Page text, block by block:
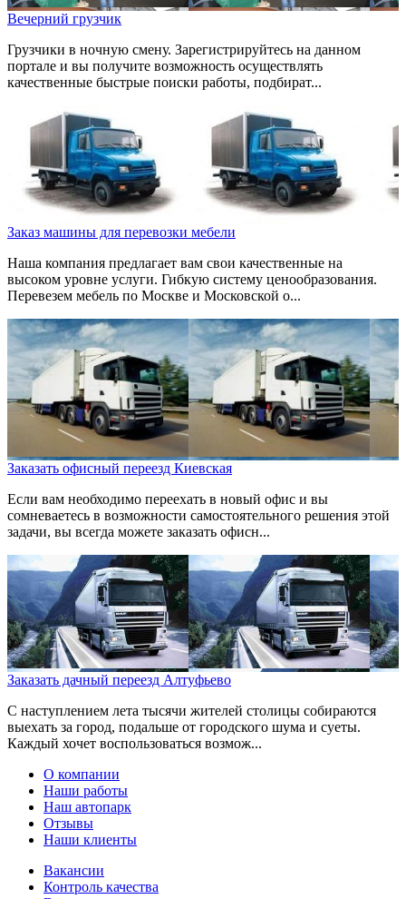
Вечерний грузчик
Грузчики в ночную смену. Зарегистрируйтесь на данном
портале и вы получите возможность осуществлять
качественные быстрые поиски работы, подбират...
Заказ машины для перевозки мебели
Наша компания предлагает вам свои качественные на
высоком уровне услуги. Гибкую систему ценообразования.
Перевезем мебель по Москве и Московской о...
Заказать офисный переезд Киевская
Если вам необходимо переехать в новый офис и вы
сомневаетесь в возможности самостоятельного решения этой
задачи, вы всегда можете заказать офисн...
Заказать дачный переезд Алтуфьево
С наступлением лета тысячи жителей столицы собираются
выехать за город, подальше от городского шума и суеты.
Каждый хочет воспользоваться возмож...
О компании
Наши работы
Наш автопарк
Отзывы
Наши клиенты
Вакансии
Контроль качества